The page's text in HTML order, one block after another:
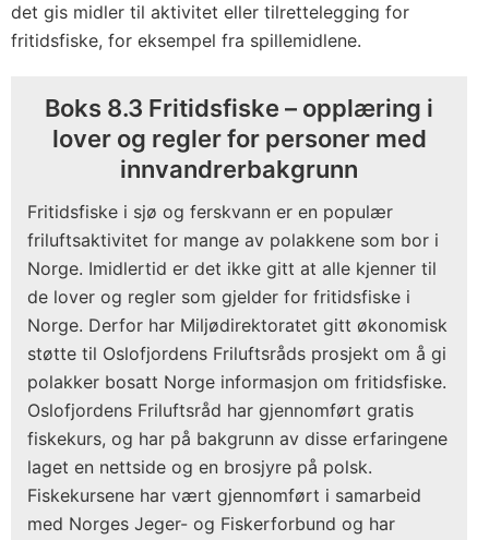
det gis midler til aktivitet eller tilrettelegging for
fritidsfiske, for eksempel fra spillemidlene.
Boks 8.3 Fritidsfiske – opplæring i
lover og regler for personer med
innvandrerbakgrunn
Fritidsfiske i sjø og ferskvann er en populær
friluftsaktivitet for mange av polakkene som bor i
Norge. Imidlertid er det ikke gitt at alle kjenner til
de lover og regler som gjelder for fritidsfiske i
Norge. Derfor har Miljødirektoratet gitt økonomisk
støtte til Oslofjordens Friluftsråds prosjekt om å gi
polakker bosatt Norge informasjon om fritidsfiske.
Oslofjordens Friluftsråd har gjennomført gratis
fiskekurs, og har på bakgrunn av disse erfaringene
laget en nettside og en brosjyre på polsk.
Fiskekursene har vært gjennomført i samarbeid
med Norges Jeger- og Fiskerforbund og har